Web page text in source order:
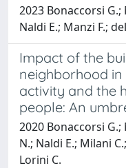
2023 Bonaccorsi
Naldi E.; Manzi F.;
Impact of the
neighborhood
activity and the
people: An
2020 Bonaccorsi G.;
N.; Naldi E.; Milani
Lorini C.